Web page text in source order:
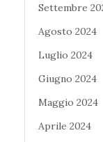
Settembre
Agosto 2024
Luglio 2024
Giugno 2024
Maggio 2024
Aprile 2024